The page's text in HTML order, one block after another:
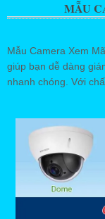
MẪU
Mẫu Camera Xem
giúp bạn dễ dàng
nhanh chóng. Với